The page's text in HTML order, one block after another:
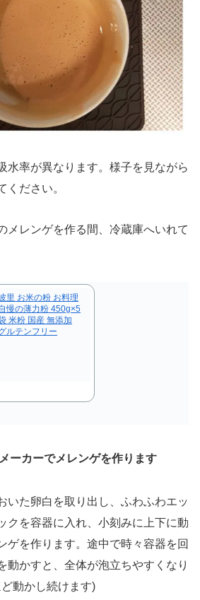
水率が異なります。様子を見ながら
ください。
メレンゲを作る間、冷蔵庫へいれて
里 お米の粉 お料理
慢の薄力粉 450g×5
米粉 国産 無添加
ルテンフリー
ーカーでメレンゲを作ります
いた卵白を取り出し、ふわふわエッ
クを容器に入れ、小刻みに上下に動
ゲを作ります。途中で時々容器を回
動かすと、全体が泡立ちやすくなり
動かし続けます)